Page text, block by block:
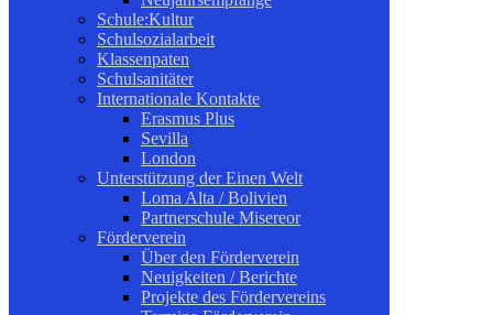
Schule:Kultur
Schulsozialarbeit
Klassenpaten
Schulsanitäter
Internationale Kontakte
Erasmus Plus
Sevilla
London
Unterstützung der Einen Welt
Loma Alta / Bolivien
Partnerschule Misereor
Förderverein
Über den Förderverein
Neuigkeiten / Berichte
Projekte des Fördervereins